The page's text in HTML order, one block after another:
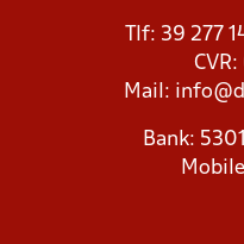
Tlf: 39 277
Mail:
Bank: